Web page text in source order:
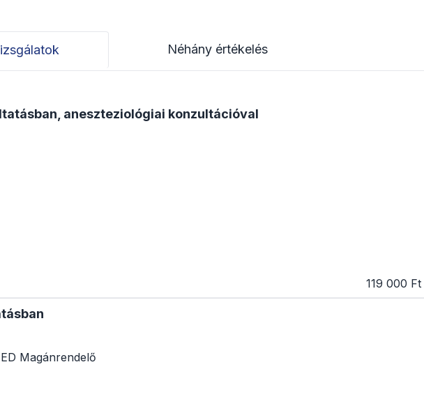
Néhány értékelés
aneszteziológiai konzultációval
119 000 Ft
Magánrendelő